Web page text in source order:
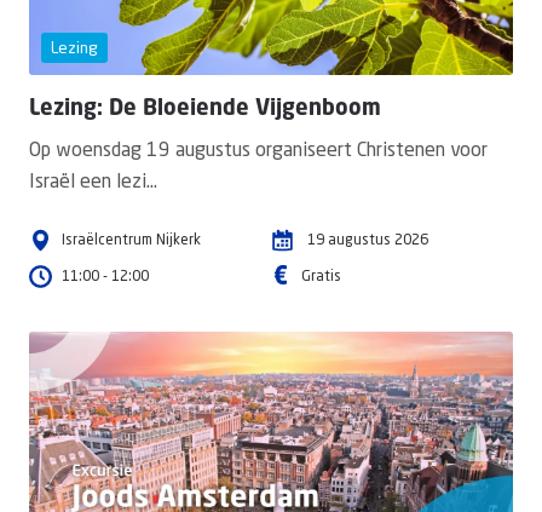
Lezing
Lezing: De Bloeiende Vijgenboom
Op woensdag 19 augustus organiseert Christenen voor
Israël een lezi...
Israëlcentrum Nijkerk 19 augustus 2026
11:00 - 12:00 Gratis